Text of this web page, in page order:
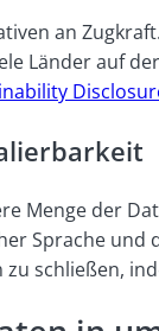
an
Länder auf
Menge der
Sprache
schließen,